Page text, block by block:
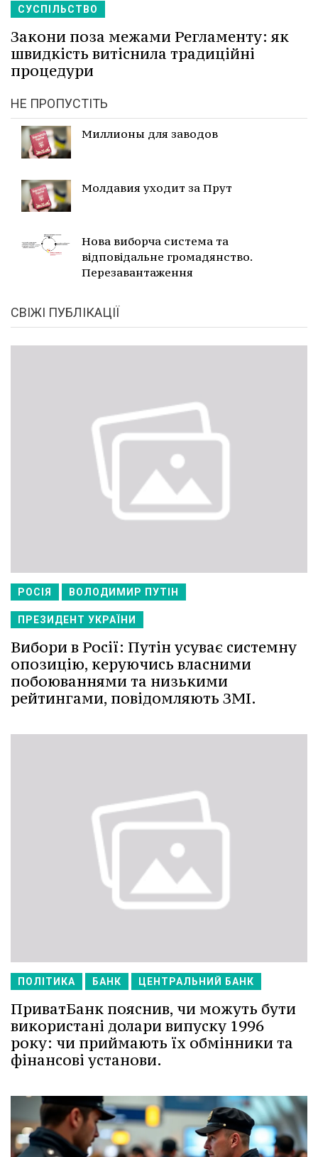
СУСПІЛЬСТВО
Закони поза межами Регламенту: як
швидкість витіснила традиційні
процедури
НЕ ПРОПУСТІТЬ
Миллионы для заводов
Молдавия уходит за Прут
Нова виборча система та
відповідальне громадянство.
Перезавантаження
СВІЖІ ПУБЛІКАЦІЇ
РОСІЯ ВОЛОДИМИР ПУТІН
ПРЕЗИДЕНТ УКРАЇНИ
Вибори в Росії: Путін усуває системну
опозицію, керуючись власними
побоюваннями та низькими
рейтингами, повідомляють ЗМІ.
ПОЛІТИКА БАНК ЦЕНТРАЛЬНИЙ БАНК
ПриватБанк пояснив, чи можуть бути
використані долари випуску 1996
року: чи приймають їх обмінники та
фінансові установи.